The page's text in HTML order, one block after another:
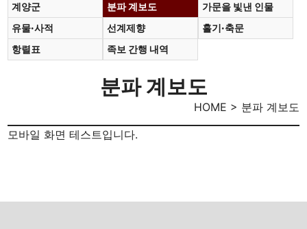
계양군 분파 계보도
가문을 빛낸 인물
유물·사적
선계제향
홀기·축문
항렬표
족보 간행 내역
분파 계보도
HOME > 분파 계보도
모바일 화면 테스트입니다.